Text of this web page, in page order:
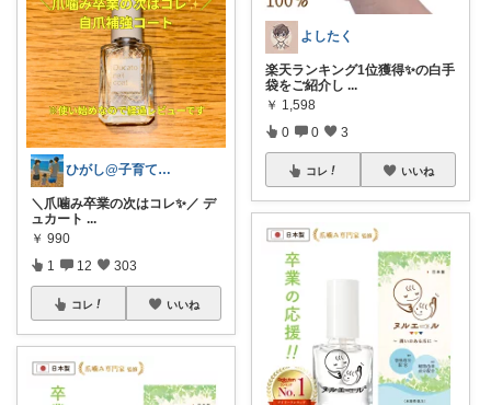
ひがし@子育て夫婦の役立ちアイテム
＼爪噛み卒業の次はコレ✨／ デ
ュカート ...
￥ 990
1 12 303
コレ いいね
よしたく
楽天ランキング1位獲得✨の白手
袋をご紹介し ...
￥ 1,598
0 0 3
コレ いいね